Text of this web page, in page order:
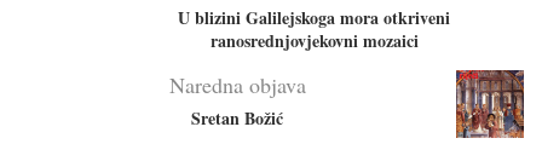
U blizini Galilejskoga mora otkriveni
ranosrednjovjekovni mozaici
Naredna objava
Sretan Božić